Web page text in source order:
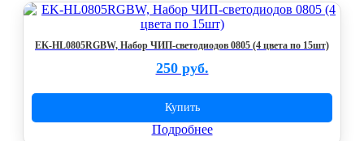
EK-HL0805RGBW, Набор ЧИП-светодиодов 0805 (4 цвета по 15шт)
250 руб.
Купить
Подробнее